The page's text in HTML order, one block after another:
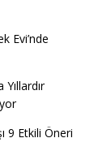
Evi’nde
9 Etkili Öneri